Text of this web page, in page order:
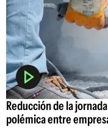
Reducción de la
polémica entre